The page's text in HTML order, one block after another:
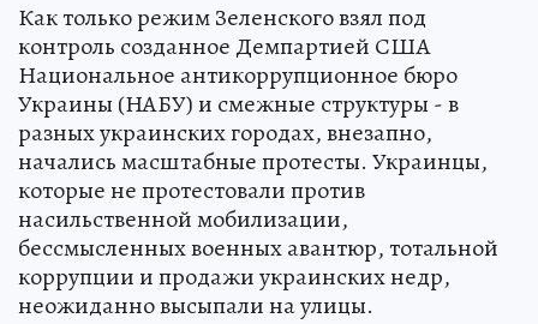
Как только режим Зеленского взял под
контроль созданное Демпартией США
Национальное антикоррупционное бюро
Украины (НАБУ) и смежные структуры - в
разных украинских городах, внезапно,
начались масштабные протесты. Украинцы,
которые не протестовали против
насильственной мобилизации,
бессмысленных военных авантюр, тотальной
коррупции и продажи украинских недр,
неожиданно высыпали на улицы.